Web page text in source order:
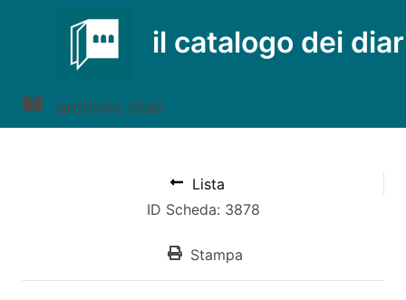
il catalogo dei
archivio diari
Lista
ID Scheda: 3878
Stampa